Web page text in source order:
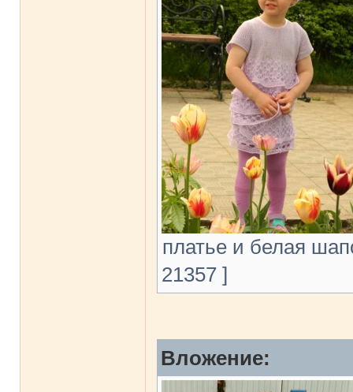
платье и белая
21357 ]
Вложение: